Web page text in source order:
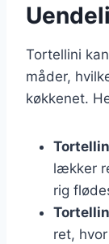
Tortellini
måder,
køkkenet.
lækker
rig
ret,